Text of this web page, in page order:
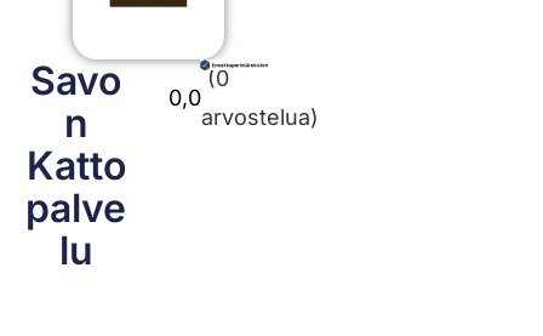
Savo
n
Katto
palve
lu
0,0
(0
arvostelua)